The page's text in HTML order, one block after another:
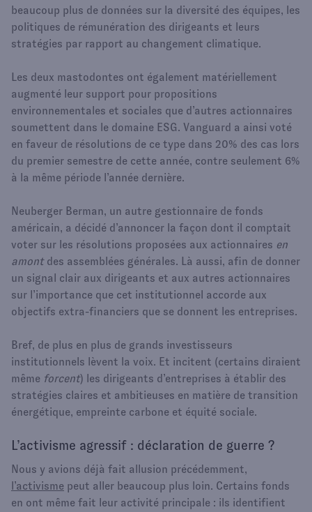
beaucoup plus de données sur la diversité des équipes, les
politiques de rémunération des dirigeants et leurs
stratégies par rapport au changement climatique.
Les deux mastodontes ont également matériellement
augmenté leur support pour propositions
environnementales et sociales que d’autres actionnaires
soumettent dans le domaine ESG. Vanguard a ainsi voté
en faveur de résolutions de ce type dans 20% des cas lors
du premier semestre de cette année, contre seulement 6%
à la même période l’année dernière.
Neuberger Berman, un autre gestionnaire de fonds
américain, a décidé d’annoncer la façon dont il comptait
voter sur les résolutions proposées aux actionnaires en
amontdes assemblées générales. Là aussi, afin de donner
un signal clair aux dirigeants et aux autres actionnaires
sur l’importance que cet institutionnel accorde aux
objectifs extra-financiers que se donnent les entreprises.
Bref, de plus en plus de grands investisseurs
institutionnels lèvent la voix. Et incitent (certains diraient
même forcent) les dirigeants d’entreprises à établir des
stratégies claires et ambitieuses en matière de transition
énergétique, empreinte carbone et équité sociale.
L’activisme agressif : déclaration de guerre ?
Nous y avions déjà fait allusion précédemment,
l’activisme peut aller beaucoup plus loin. Certains fonds
en ont même fait leur activité principale : ils identifient